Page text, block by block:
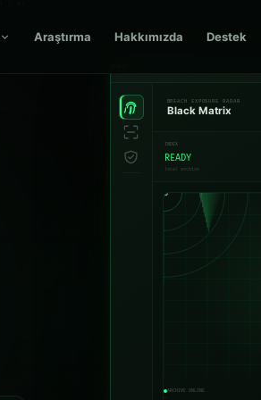
Araştırma Hakkımızda Destek
BREACH EXPOSURE RADAR
Black Matrix
INDEX
READY
local archive
v3
ARCHIVE ONLINE